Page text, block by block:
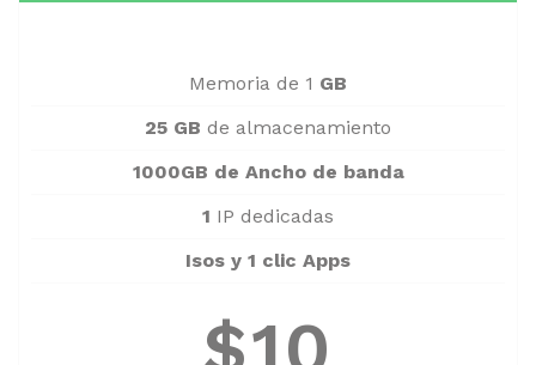
Memoria de 1 GB
25 GB de almacenamiento
1000GB de Ancho de banda
1 IP dedicadas
Isos y 1 clic Apps